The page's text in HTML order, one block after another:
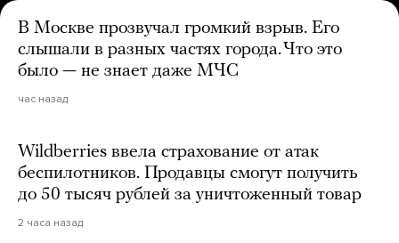
В Москве прозвучал громкий взрыв. Его
слышали в разных частях города. Что это
было — не знает даже МЧС
час назад
Wildberries ввела страхование от атак
беспилотников. Продавцы смогут получить
до 50 тысяч рублей за уничтоженный товар
2 часа назад